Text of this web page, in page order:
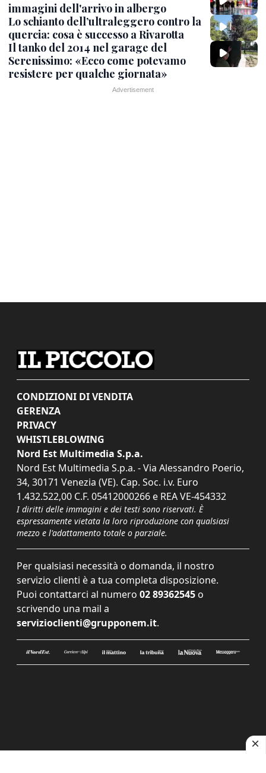
immagini dell'arrivo in albergo
Lo schianto dell’ultraleggero contro la
quercia: cosa è successo a Rivarotta
Il tanko del 2014 nel garage del
Serenissimo: «Ecco come potevamo
resistere per qualche giornata»
CONDIZIONI DI VENDITA
GERENZA
PRIVACY
WHISTLEBLOWING
Nord Est Multimedia S.p.a.
Nord Est Multimedia S.p.a. - Via Alessandro Poerio,
34, 30171 Venezia (VE). Cap. Soc. i.v. Euro
1.432.522,00 C.F. 05412000266 e REA VE-454332
I diritti delle immagini e dei testi sono riservati. È
espressamente vietata la loro riproduzione con qualsiasi
mezzo e l'adattamento totale o parziale.
Per qualsiasi necessità o domanda, il nostro
servizio clienti è a tua completa disposizione.
Puoi contattarci al numero 02 89362545 o
scrivendo una mail a
servizioclienti@grupponem.it.